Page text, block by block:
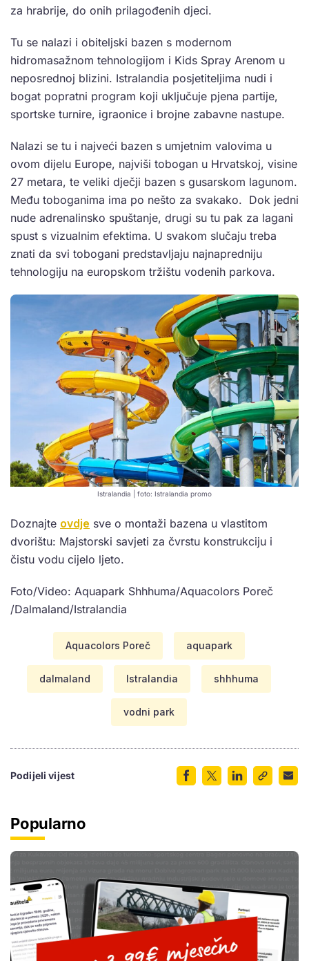
za hrabrije, do onih prilagođenih djeci.
Tu se nalazi i obiteljski bazen s modernom
hidromasažnom tehnologijom i Kids Spray Arenom u
neposrednoj blizini. Istralandia posjetiteljima nudi i
bogat popratni program koji uključuje pjena partije,
sportske turnire, igraonice i brojne zabavne nastupe.
Nalazi se tu i najveći bazen s umjetnim valovima u
ovom dijelu Europe, najviši tobogan u Hrvatskoj, visine
27 metara, te veliki dječji bazen s gusarskom lagunom.
Među toboganima ima po nešto za svakako. Dok jedni
nude adrenalinsko spuštanje, drugi su tu pak za lagani
spust s vizualnim efektima. U svakom slučaju treba
znati da svi tobogani predstavljaju najnapredniju
tehnologiju na europskom tržištu vodenih parkova.
Istralandia | foto: Istralandia promo
Doznajte ovdje sve o montaži bazena u vlastitom
dvorištu: Majstorski savjeti za čvrstu konstrukciju i
čistu vodu cijelo ljeto.
Foto/Video: Aquapark Shhhuma/Aquacolors Poreč
/Dalmaland/Istralandia
Aquacolors Poreč aquapark
dalmaland Istralandia shhhuma
vodni park
Podijeli vijest
Popularno